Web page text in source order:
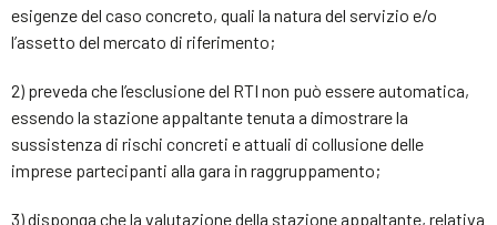
esigenze del caso concreto, quali la natura del servizio e/o
l’assetto del mercato di riferimento;
2) preveda che l’esclusione del RTI non può essere automatica,
essendo la stazione appaltante tenuta a dimostrare la
sussistenza di rischi concreti e attuali di collusione delle
imprese partecipanti alla gara in raggruppamento;
3) disponga che la valutazione della stazione appaltante, relativa